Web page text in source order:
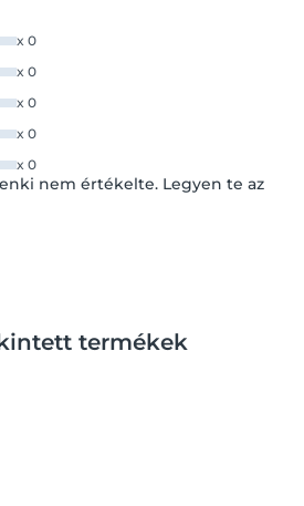
x 0
x 0
x 0
x 0
x 0
nem értékelte. Legyen te az
termékek